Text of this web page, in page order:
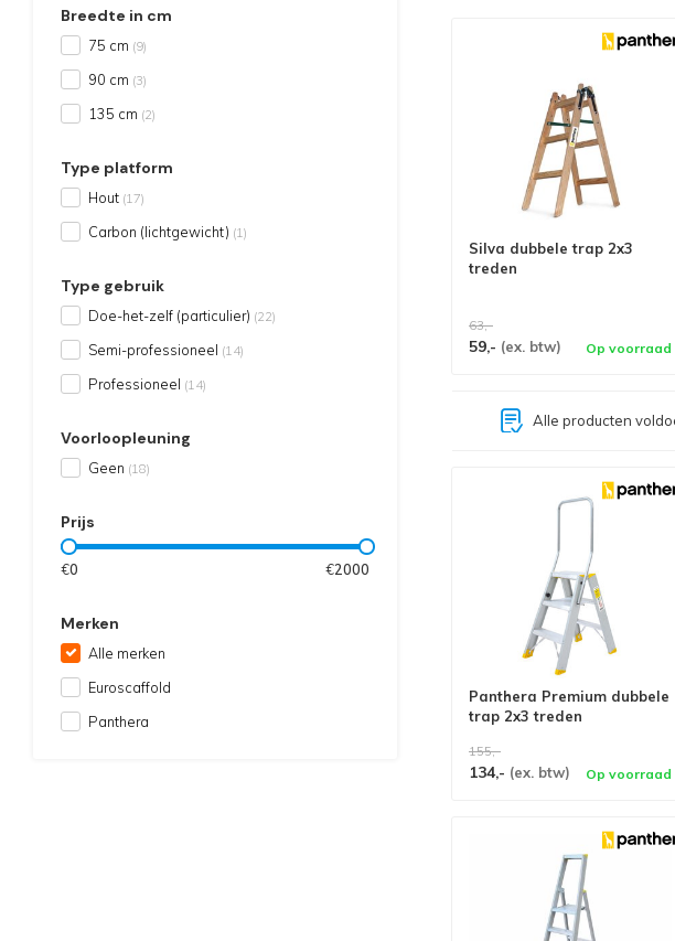
Breedte in cm
75 cm (9)
90 cm (3)
135 cm (2)
Type platform
Hout (17)
Carbon (lichtgewicht) (1)
Type gebruik
Doe-het-zelf (particulier) (22)
Semi-professioneel (14)
Professioneel (14)
Voorloopleuning
Geen (18)
Prijs
€0 €2000
Merken
Alle merken
Euroscaffold
Panthera
Silva dubbele trap 2x3
treden
63,-
59,- (ex. btw) Op voorraad
Grootste
Panthera Premium dubbele
trap 2x3 treden
155,-
134,- (ex. btw) Op voorraad